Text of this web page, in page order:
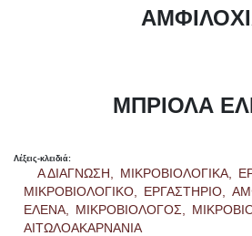
ΜΠΡΙΟΛΑ
Λέξεις-κλειδιά:
Α ΔΙΑΓΝΩΣΗ, ΜΙΚΡΟΒΙΟΛΟΓΙΚΑ,
ΜΙΚΡΟΒΙΟΛΟΓΙΚΟ,
ΕΡΓΑΣΤΗΡΙΟ,
ΕΛΕΝΑ,
ΜΙΚΡΟΒΙΟΛΟΓΟΣ,
ΑΙΤΩΛΟΑΚΑΡΝΑΝΙΑ